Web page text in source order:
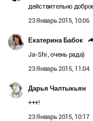
действительно
23 Январь 2015, 10:06
Екатерина Бабок
Ja-Shi , очень рада)
23 Январь 2015, 11:04
Дарья Чалтыкьян
+++!
23 Январь 2015, 10:17